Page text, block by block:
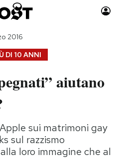
Auto
Moda
Storie/Idee
Ok Boomer!
Media
DI 10 ANNI
2016
aiutano
sui matrimoni gay
sul razzismo
loro immagine che al